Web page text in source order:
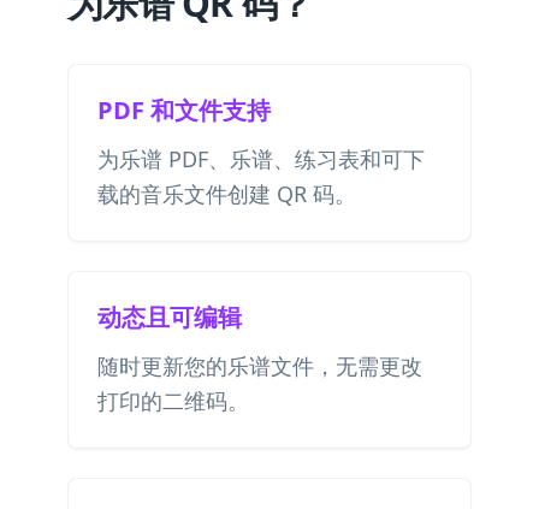
PDF 和文件支持
为乐谱 PDF、乐谱、练习表和可下
载的音乐文件创建 QR 码。
动态且可编辑
随时更新您的乐谱文件，无需更改
打印的二维码。